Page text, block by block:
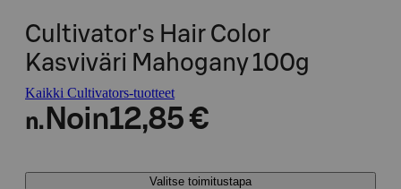
Cultivator's Hair Color
Kasviväri Mahogany 100g
Kaikki Cultivators-tuotteet
n. Noin12,85 €
Valitse toimitustapa